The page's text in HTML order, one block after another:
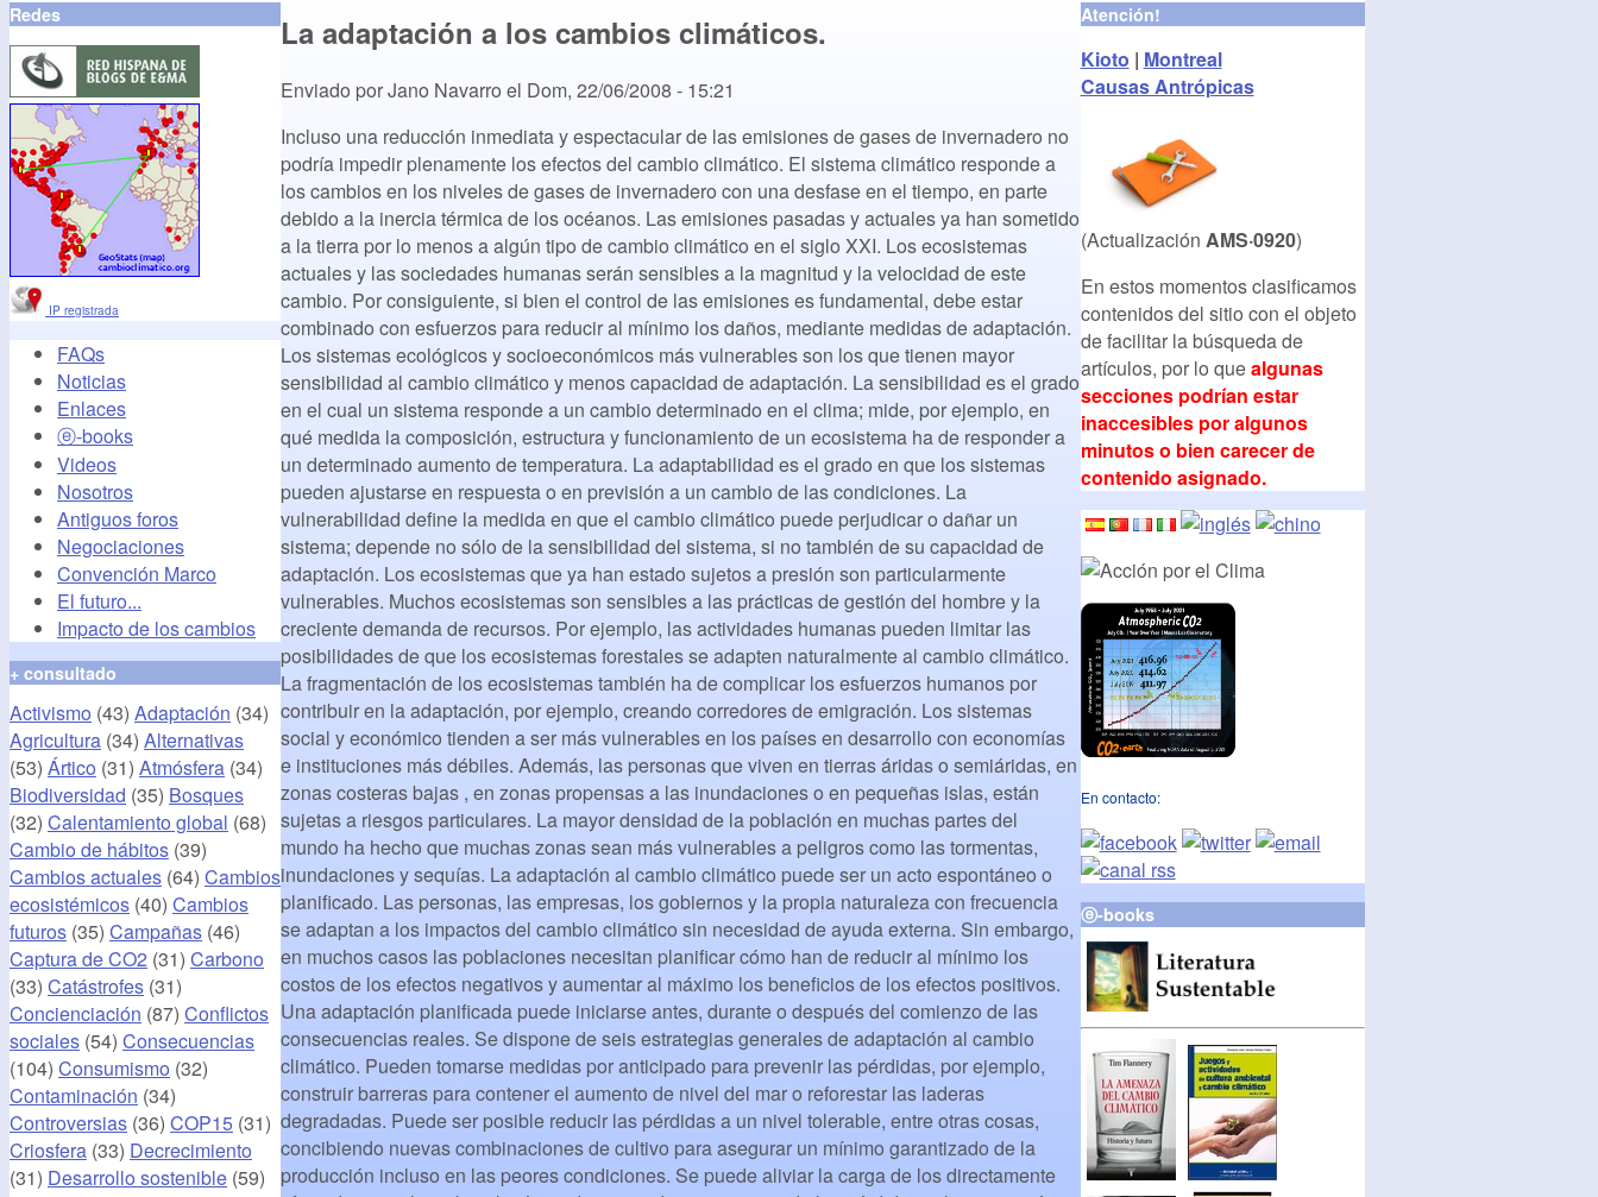
La adaptación a los cambios climáticos.
Enviado porJano Navarro el Dom, 22/06/2008 - 15:21
Incluso una reducción inmediata y espectacular de las emisiones de gases de invernadero no
podría impedir plenamente los efectos del cambio climático. El sistema climático responde a
los cambios en los niveles de gases de invernadero con una desfase en el tiempo, en parte
debido a la inercia térmica de los océanos. Las emisiones pasadas y actuales ya han sometido
a la tierra por lo menos a algún tipo de cambio climático en el siglo XXI. Los ecosistemas
actuales y las sociedades humanas serán sensibles a la magnitud y la velocidad de este
cambio. Por consiguiente, si bien el control de las emisiones es fundamental, debe estar
combinado con esfuerzos para reducir al mínimo los daños, mediante medidas de adaptación.
Los sistemas ecológicos y socioeconómicos más vulnerables son los que tienen mayor
sensibilidad al cambio climático y menos capacidad de adaptación. La sensibilidad es el grado
en el cual un sistema responde a un cambio determinado en el clima; mide, por ejemplo, en
qué medida la composición, estructura y funcionamiento de un ecosistema ha de responder a
un determinado aumento de temperatura. La adaptabilidad es el grado en que los sistemas
pueden ajustarse en respuesta o en previsión a un cambio de las condiciones. La
vulnerabilidad define la medida en que el cambio climático puede perjudicar o dañar un
sistema; depende no sólo de la sensibilidad del sistema, si no también de su capacidad de
adaptación. Los ecosistemas que ya han estado sujetos a presión son particularmente
vulnerables. Muchos ecosistemas son sensibles a las prácticas de gestión del hombre y la
creciente demanda de recursos. Por ejemplo, las actividades humanas pueden limitar las
posibilidades de que los ecosistemas forestales se adapten naturalmente al cambio climático.
La fragmentación de los ecosistemas también ha de complicar los esfuerzos humanos por
contribuir en la adaptación, por ejemplo, creando corredores de emigración. Los sistemas
social y económico tienden a ser más vulnerables en los países en desarrollo con economías
e instituciones más débiles. Además, las personas que viven en tierras áridas o semiáridas, en
zonas costeras bajas , en zonas propensas a las inundaciones o en pequeñas islas, están
sujetas a riesgos particulares. La mayor densidad de la población en muchas partes del
mundo ha hecho que muchas zonas sean más vulnerables a peligros como las tormentas,
inundaciones y sequías. La adaptación al cambio climático puede ser un acto espontáneo o
planiﬁcado. Las personas, las empresas, los gobiernos y la propia naturaleza con frecuencia
se adaptan a los impactos del cambio climático sin necesidad de ayuda externa. Sin embargo,
en muchos casos las poblaciones necesitan planificar cómo han de reducir al mínimo los
costos de los efectos negativos y aumentar al máximo los beneficios de los efectos positivos.
Una adaptación planificada puede iniciarse antes, durante o después del comienzo de las
consecuencias reales. Se dispone de seis estrategias generales de adaptación al cambio
climático. Pueden tomarse medidas por anticipado para prevenir las pérdidas, por ejemplo,
construir barreras para contener el aumento de nivel del mar o reforestar las laderas
degradadas. Puede ser posible reducir las pérdidas a un nivel tolerable, entre otras cosas,
concibiendo nuevas combinaciones de cultivo para asegurar un mínimo garantizado de la
producción incluso en las peores condiciones. Se puede aliviar la carga de los directamente
Redes
IP registrada
FAQs
Noticias
Enlaces
ⓔ-books
Videos
Nosotros
Antiguos foros
Negociaciones
Convención Marco
El futuro...
Impacto de los cambios
+ consultado
Activismo (43) Adaptación (34)
Agricultura (34) Alternativas
(53) Ártico (31) Atmósfera (34)
Biodiversidad (35) Bosques
(32) Calentamiento global (68)
Cambio de hábitos (39)
Cambios actuales (64) Cambios
ecosistémicos (40) Cambios
futuros (35) Campañas (46)
Captura de CO2 (31) Carbono
(33) Catástrofes (31)
Concienciación (87) Conflictos
sociales (54) Consecuencias
(104) Consumismo (32)
Contaminación (34)
Controversias (36) COP15 (31)
Criosfera (33) Decrecimiento
(31) Desarrollo sostenible (59)
Atención!
Kioto | Montreal
Causas Antrópicas
(Actualización AMS·0920)
En estos momentos clasificamos
contenidos del sitio con el objeto
de facilitar la búsqueda de
artículos, por lo quealgunas
secciones podrían estar
inaccesibles por algunos
minutos o bien carecer de
contenido asignado.
En contacto:
ⓔ-books